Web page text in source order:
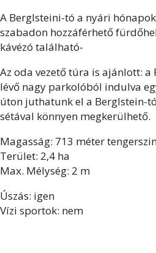
A Berglsteini-tó a nyári
szabadon hozzáférhető
kávézó található-
Az oda vezető túra is ajánlott: a
lévő nagy parkolóból indulva
úton juthatunk el a Berglstein-
sétával könnyen megkerülhető.
Magasság: 713 méter
Terület: 2,4 ha
Max. Mélység: 2 m
Úszás: igen
Vízi sportok: nem